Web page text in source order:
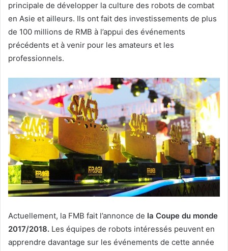
principale de développer la culture des robots de combat
en Asie et ailleurs. Ils ont fait des investissements de plus
de 100 millions de RMB à l’appui des événements
précédents et à venir pour les amateurs et les
professionnels.
Actuellement, la FMB fait l’annonce de la Coupe du monde
2017/2018. Les équipes de robots intéressés peuvent en
apprendre davantage sur les événements de cette année